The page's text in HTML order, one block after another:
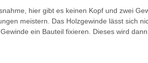
hier gibt es keinen Kopf und zwei
meistern. Das Holzgewinde lässt sich
ein Bauteil fixieren. Dieses wird